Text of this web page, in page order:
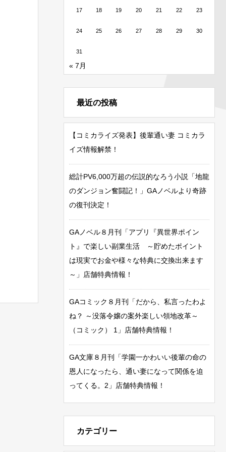
17 18 19 20 21 22 23
24 25 26 27 28 29 30
31
« 7月
最近の投稿
【コミカライズ発表】後輩通い妻 コミカラ
イズ情報解禁！
総計PV6,000万超の伝説的なろう小説「地龍
のダンジョン奮闘記！」GAノベルより奇跡
の復刊決定！
GAノベル８月刊「アプリ『異世界ポイン
ト』で楽しい副業生活 ～貯めたポイント
は現実でお金や様々な特典に交換出来ます
～」店舗特典情報！
GAコミック８月刊「だから、私言ったわよ
ね？ ～没落令嬢の案外楽しい領地改革～
（コミック） 1」店舗特典情報！
GA文庫８月刊「学園一かわいい後輩の命の
恩人になったら、通い妻になって関係を迫
ってくる。2」店舗特典情報！
カテゴリー